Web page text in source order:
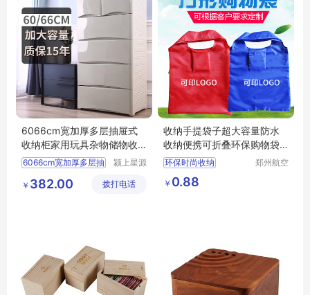
6066cm宽加厚多层抽屉式
收纳柜家用玩具杂物储物收
纳柜子整理箱
6066cm宽加厚多层抽
颍上星源
有限公司
￥ 382.00 拨打电话
收纳手提袋子超大容量防水
收纳便携可折叠环保购物袋
印字印logo
环保时尚收纳
手提袋子
超大容量防水收纳
郑州航空
￥ 0.88